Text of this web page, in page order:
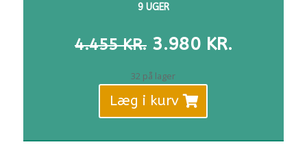
9 UGER
4.455KR. DEN
PRIS
VAR:
4.455 KR..
3.980 KR.DEN
32 på lager
Læg i kurv